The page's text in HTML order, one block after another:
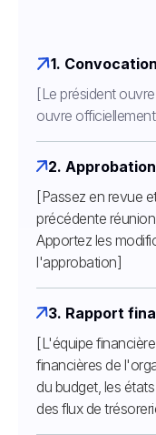
1. Convocation
[Le président
ouvre
2.
[Passez en revue
précédente
Apportez les
l'approbation]
3. Rapport
[L'équipe
financières de
du budget, les
des flux de